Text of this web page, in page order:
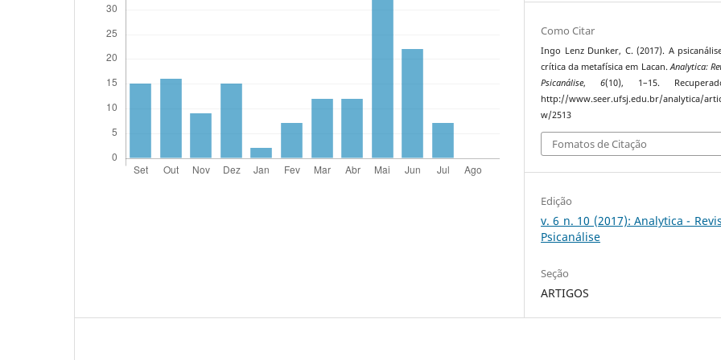
Como Citar
Ingo Lenz Dunker, C. (2017). A
crítica da metafísica em Lacan.Analytica:
Psicanálise,6(10), 1–15.
http://www.seer.ufsj.edu.br/analytica/
w/2513
Fomatos de Citação
Edição
v. 6 n. 10 (2017): Analytica -
Psicanálise
Seção
ARTIGOS